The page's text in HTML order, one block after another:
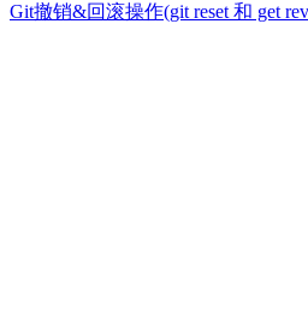
Git撤销&回滚操作(git reset 和 get